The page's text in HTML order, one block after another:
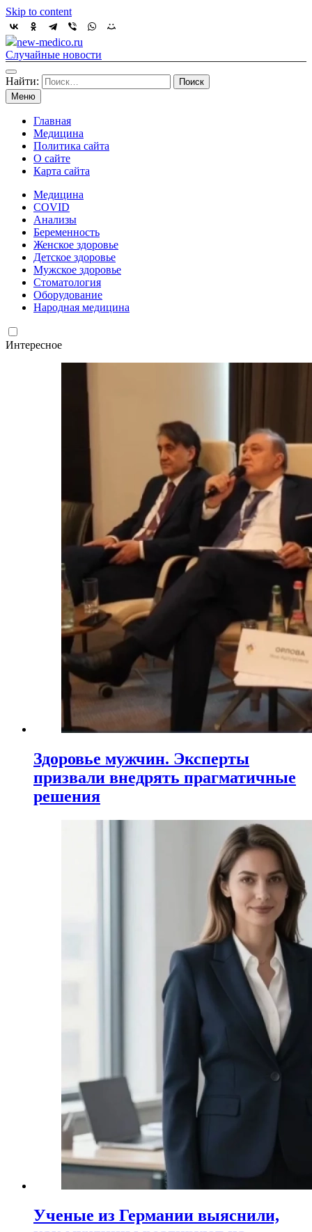
Skip to content
new-medico.ru
Случайные новости
Найти:
Меню
Главная
Медицина
Политика сайта
О сайте
Карта сайта
Медицина
COVID
Анализы
Беременность
Женское здоровье
Детское здоровье
Мужское здоровье
Стоматология
Оборудование
Народная медицина
Интересное
Здоровье мужчин. Эксперты
призвали внедрять прагматичные
решения
Ученые из Германии выяснили,